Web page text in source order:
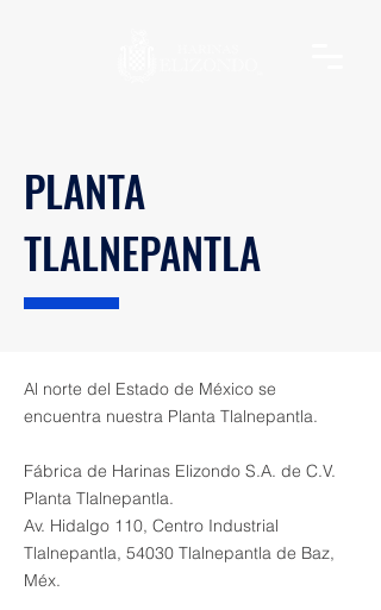
PLANTA
TLALNEPANTLA
Al norte del Estado de México se
encuentra nuestra Planta Tlalnepantla.
​Fábrica de Harinas Elizondo S.A. de C.V.
Planta Tlalnepantla.
Av. Hidalgo 110, Centro Industrial
Tlalnepantla, 54030 Tlalnepantla de Baz,
Méx.